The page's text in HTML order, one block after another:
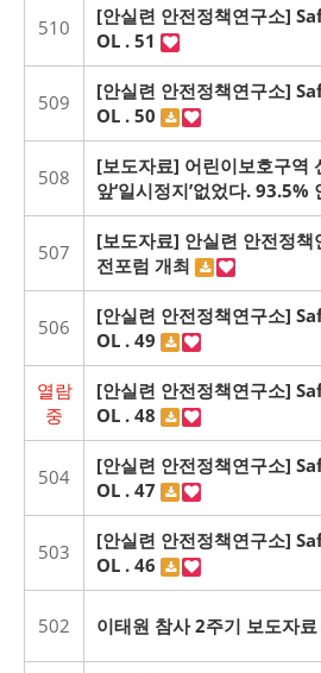
510
[안실련 안전정책연구소]
OL . 51
509
[안실련 안전정책연구소]
OL . 50
508
[보도자료] 어린이보호구역
앞‘일시정지’없었다. 93.5%
507
[보도자료] 안실련 안전정
전포럼 개최
506
[안실련 안전정책연구소]
OL . 49
열람
중
[안실련 안전정책연구소]
OL . 48
504
[안실련 안전정책연구소]
OL . 47
503
[안실련 안전정책연구소]
OL . 46
502 이태원 참사 2주기 보도자